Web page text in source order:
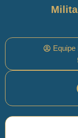
Equipe